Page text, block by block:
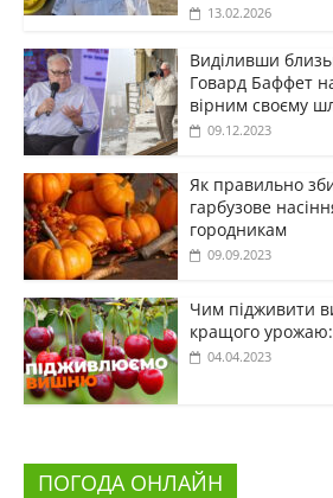
13.02.2026
Виділивши
Говард Баффет
вірним своєму
09.12.2023
Як правильно
гарбузове
городникам
09.09.2023
Чим підживити
кращого урожаю:
04.04.2023
ПОГОДА ОНЛАЙН